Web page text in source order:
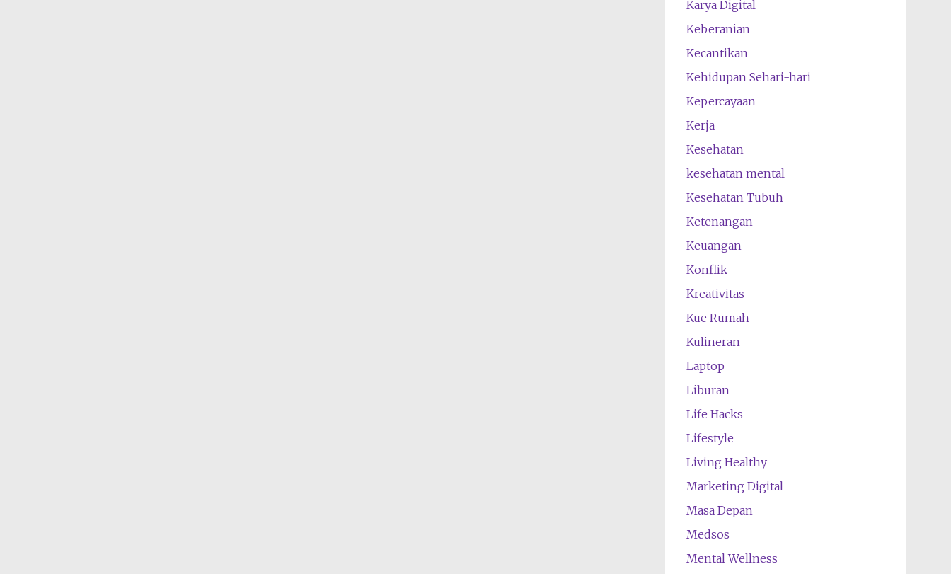
Karya Digital
Keberanian
Kecantikan
Kehidupan Sehari-hari
Kepercayaan
Kerja
Kesehatan
kesehatan mental
Kesehatan Tubuh
Ketenangan
Keuangan
Konflik
Kreativitas
Kue Rumah
Kulineran
Laptop
Liburan
Life Hacks
Lifestyle
Living Healthy
Marketing Digital
Masa Depan
Medsos
Mental Wellness